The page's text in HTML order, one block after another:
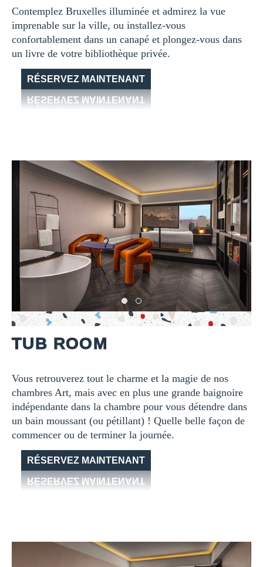
Contemplez Bruxelles illuminée et admirez la vue
imprenable sur la ville, ou installez-vous
confortablement dans un canapé et plongez-vous dans
un livre de votre bibliothèque privée.
RÉSERVEZ MAINTENANT
RÉSERVEZ MAINTENANT
TUB ROOM
Vous retrouverez tout le charme et la magie de nos
chambres Art, mais avec en plus une grande baignoire
indépendante dans la chambre pour vous détendre dans
un bain moussant (ou pétillant) ! Quelle belle façon de
commencer ou de terminer la journée.
RÉSERVEZ MAINTENANT
RÉSERVEZ MAINTENANT